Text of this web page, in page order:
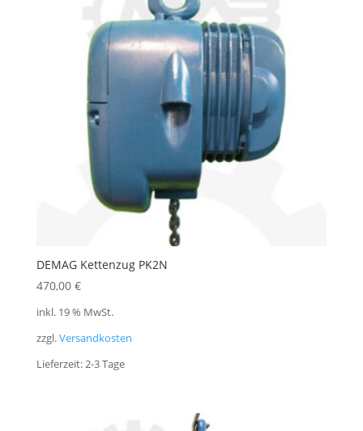
DEMAG Kettenzug PK2N
470,00 €
inkl. 19 % MwSt.
zzgl.Versandkosten
Lieferzeit:2-3 Tage